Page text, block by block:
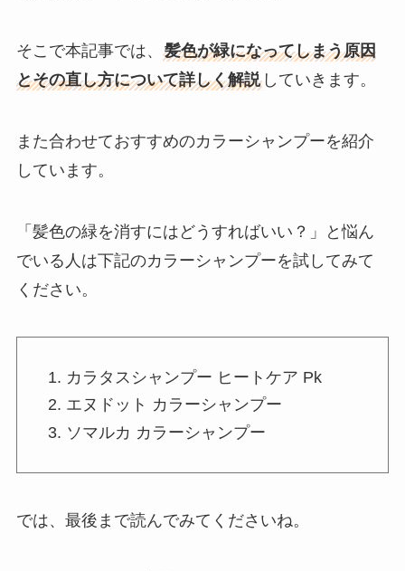
そこで本記事では、 髪色が緑になってしまう原因
とその直し方について詳しく解説していきます。
また合わせておすすめのカラーシャンプーを紹介
しています。
「髪色の緑を消すにはどうすればいい？」と悩ん
でいる人は下記のカラーシャンプーを試してみて
ください。
カラタスシャンプー ヒートケア Pk
エヌドット カラーシャンプー
ソマルカ カラーシャンプー
では、最後まで読んでみてくださいね。